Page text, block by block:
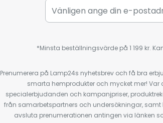
*Minsta beställningsvärde på 1 199 kr.
Prenumerera på Lamp24s nyhetsbrev och få bra
smarta hemprodukter och mycket mer!
specialerbjudanden och kampanjpriser,
från samarbetspartners och undersökningar,
avsluta prenumerationen antingen via länken